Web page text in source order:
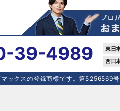
39-4989
ックスの登録商標です。第5256569号